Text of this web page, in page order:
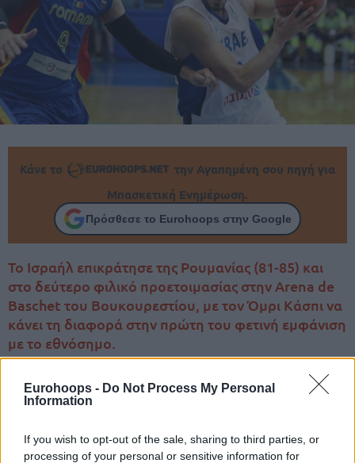
Eurohoops - Do Not Process My Personal
Information
If you wish to opt-out of the sale, sharing to third parties, or
processing of your personal or sensitive information for
Κάνε το
την Αγαπημένη σου πηγή για
Μπασκετική Ενημέρωση.
Πρόσθεσε το Eurohoops στην Google
Το Ισραήλ επικράτησε της Ρουμανίας (81-85) και
στο δεύτερο φιλικό προετοιμασίας στην Arena de
Baschet του Βουκουρεστίου, με τον Όμρι Κάσπι να
κάνει τη διαφορά στην πρώτη του φετινή εμφάνιση
με το εθνόσημο.